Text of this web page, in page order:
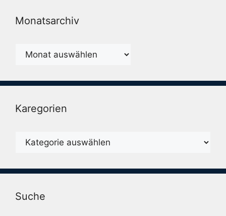
Monatsarchiv
Monatsarchiv
Karegorien
Karegorien
Suche